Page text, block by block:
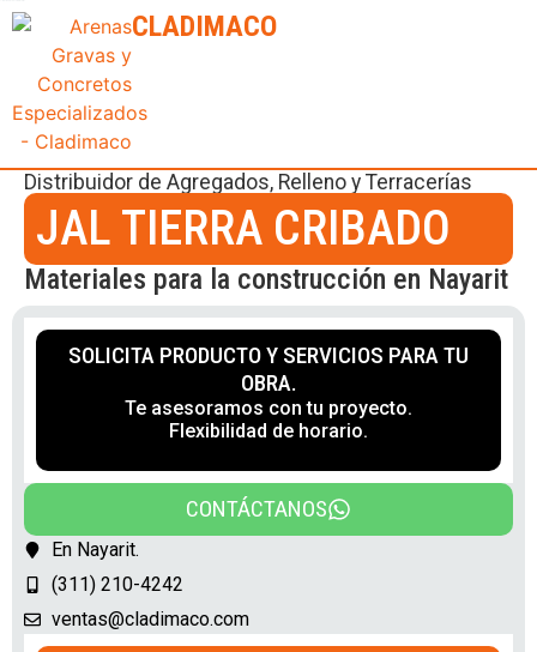
CLADIMACO
Distribuidor de Agregados, Relleno y Terracerías
JAL TIERRA CRIBADO
Materiales para la construcción en Nayarit
SOLICITA PRODUCTO Y SERVICIOS PARA TU
OBRA.
Te asesoramos con tu proyecto.
Flexibilidad de horario.
CONTÁCTANOS
En Nayarit.
(311) 210-4242
ventas@cladimaco.com